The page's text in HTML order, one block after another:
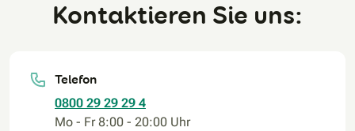
Kontaktieren Sie uns:
Telefon
0800 29 29 29 4
Mo - Fr 8:00 - 20:00 Uhr